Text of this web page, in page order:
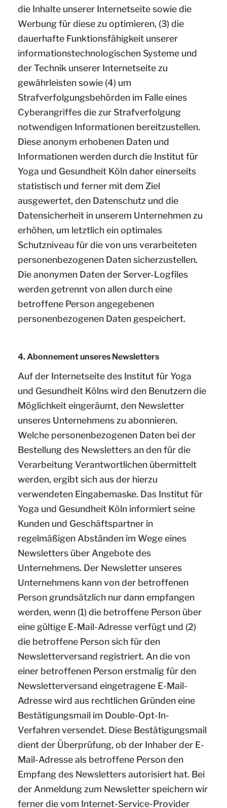
die Inhalte unserer Internetseite sowie die
Werbung für diese zu optimieren, (3) die
dauerhafte Funktionsfähigkeit unserer
informationstechnologischen Systeme und
der Technik unserer Internetseite zu
gewährleisten sowie (4) um
Strafverfolgungsbehörden im Falle eines
Cyberangriffes die zur Strafverfolgung
notwendigen Informationen bereitzustellen.
Diese anonym erhobenen Daten und
Informationen werden durch die Institut für
Yoga und Gesundheit Köln daher einerseits
statistisch und ferner mit dem Ziel
ausgewertet, den Datenschutz und die
Datensicherheit in unserem Unternehmen zu
erhöhen, um letztlich ein optimales
Schutzniveau für die von uns verarbeiteten
personenbezogenen Daten sicherzustellen.
Die anonymen Daten der Server-Logfiles
werden getrennt von allen durch eine
betroffene Person angegebenen
personenbezogenen Daten gespeichert.
4. Abonnement unseres Newsletters
Auf der Internetseite des Institut für Yoga
und Gesundheit Kölns wird den Benutzern die
Möglichkeit eingeräumt, den Newsletter
unseres Unternehmens zu abonnieren.
Welche personenbezogenen Daten bei der
Bestellung des Newsletters an den für die
Verarbeitung Verantwortlichen übermittelt
werden, ergibt sich aus der hierzu
verwendeten Eingabemaske. Das Institut für
Yoga und Gesundheit Köln informiert seine
Kunden und Geschäftspartner in
regelmäßigen Abständen im Wege eines
Newsletters über Angebote des
Unternehmens. Der Newsletter unseres
Unternehmens kann von der betroffenen
Person grundsätzlich nur dann empfangen
werden, wenn (1) die betroffene Person über
eine gültige E-Mail-Adresse verfügt und (2)
die betroffene Person sich für den
Newsletterversand registriert. An die von
einer betroffenen Person erstmalig für den
Newsletterversand eingetragene E-Mail-
Adresse wird aus rechtlichen Gründen eine
Bestätigungsmail im Double-Opt-In-
Verfahren versendet. Diese Bestätigungsmail
dient der Überprüfung, ob der Inhaber der E-
Mail-Adresse als betroffene Person den
Empfang des Newsletters autorisiert hat. Bei
der Anmeldung zum Newsletter speichern wir
ferner die vom Internet-Service-Provider